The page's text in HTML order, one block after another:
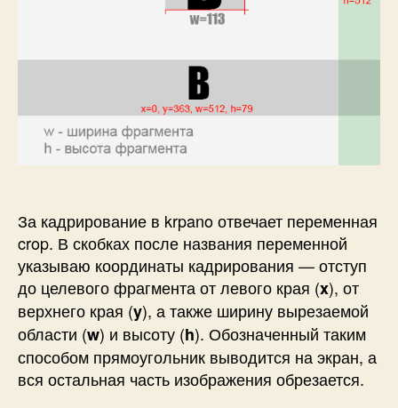
За кадрирование в krpano отвечает переменная
crop. В скобках после названия переменной
указываю координаты кадрирования — отступ
до целевого фрагмента от левого края (x), от
верхнего края (y), а также ширину вырезаемой
области (w) и высоту (h). Обозначенный таким
способом прямоугольник выводится на экран, а
вся остальная часть изображения обрезается.